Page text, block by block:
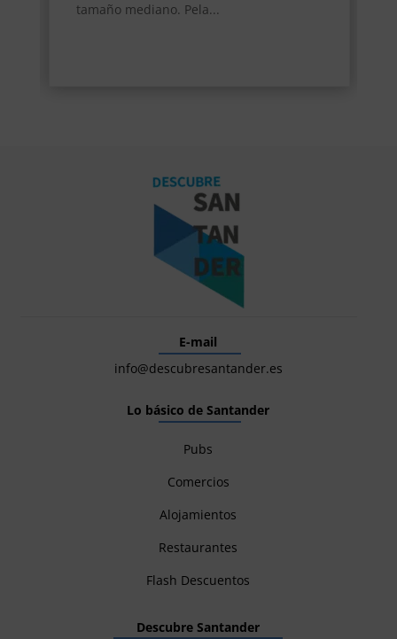
tamaño mediano. Pela...
E-mail
info@descubresantander.es
Lo básico de Santander
Pubs
Comercios
Alojamientos
Restaurantes
Flash Descuentos
Descubre Santander